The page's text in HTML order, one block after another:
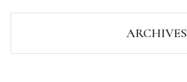
ARCHIVES